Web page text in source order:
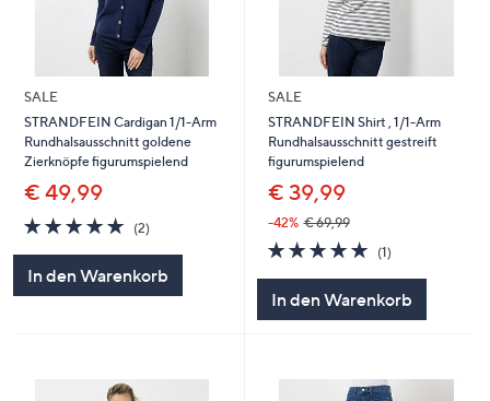
SALE
STRANDFEIN Cardigan 1/1-Arm
Rundhalsausschnitt goldene
Zierknöpfe figurumspielend
€ 49,99
5.0
von
5
(2)
In den Warenkorb
SALE
STRANDFEIN Shirt , 1/1-Arm
Rundhalsausschnitt gestreift
figurumspielend
€ 39,99
-42% € 69,99
5.0
von
(1)1
In den Warenkorb